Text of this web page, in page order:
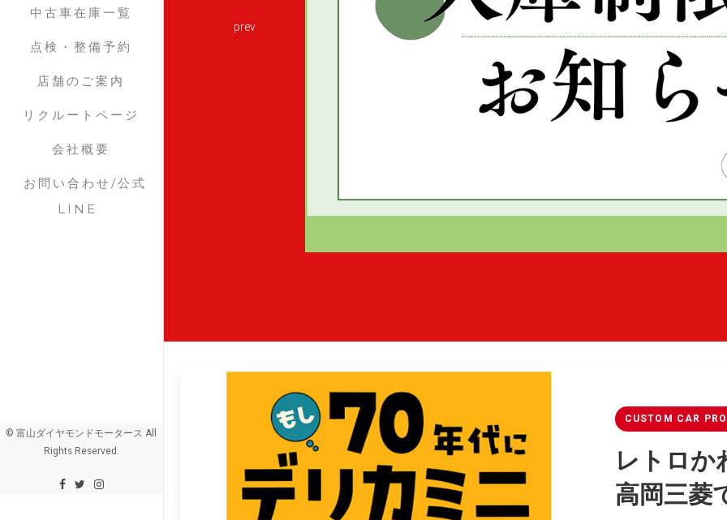
中古車在庫一覧
点検・整備予約
店舗のご案内
リクルートページ
会社概要
お問い合わせ/公式
LINE
© 富山ダイヤモンドモータース All
Rights Reserved.
prev
CUSTOM CAR
レトロか
高岡三菱